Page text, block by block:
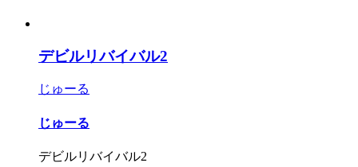
デビルリバイバル2
じゅーる
じゅーる
デビルリバイバル2